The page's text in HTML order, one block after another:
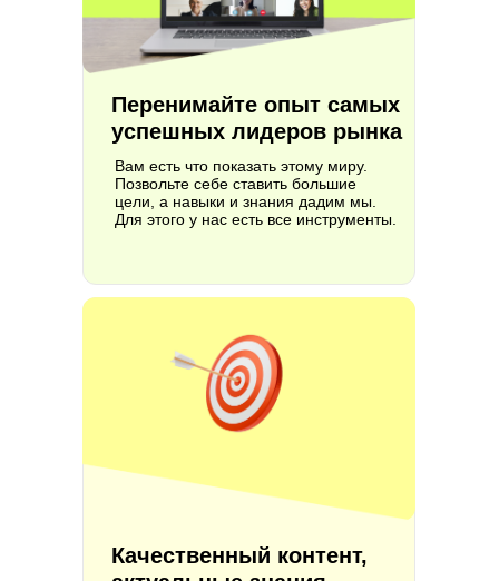
Перенимайте опыт самых
успешных лидеров рынка
Вам есть что показать этому миру.
Позвольте себе ставить большие
цели, а навыки и знания дадим мы.
Для этого у нас есть все инструменты.
Качественный контент,